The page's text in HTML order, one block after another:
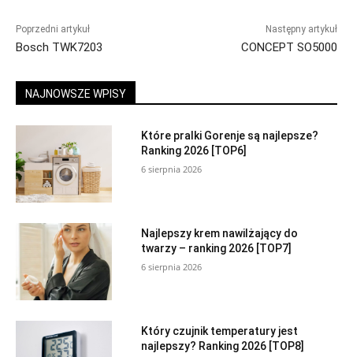
Poprzedni artykuł
Bosch TWK7203
Następny artykuł
CONCEPT SO5000
NAJNOWSZE WPISY
Które pralki Gorenje są najlepsze?
Ranking 2026 [TOP6]
6 sierpnia 2026
Najlepszy krem nawilżający do
twarzy – ranking 2026 [TOP7]
6 sierpnia 2026
Który czujnik temperatury jest
najlepszy? Ranking 2026 [TOP8]